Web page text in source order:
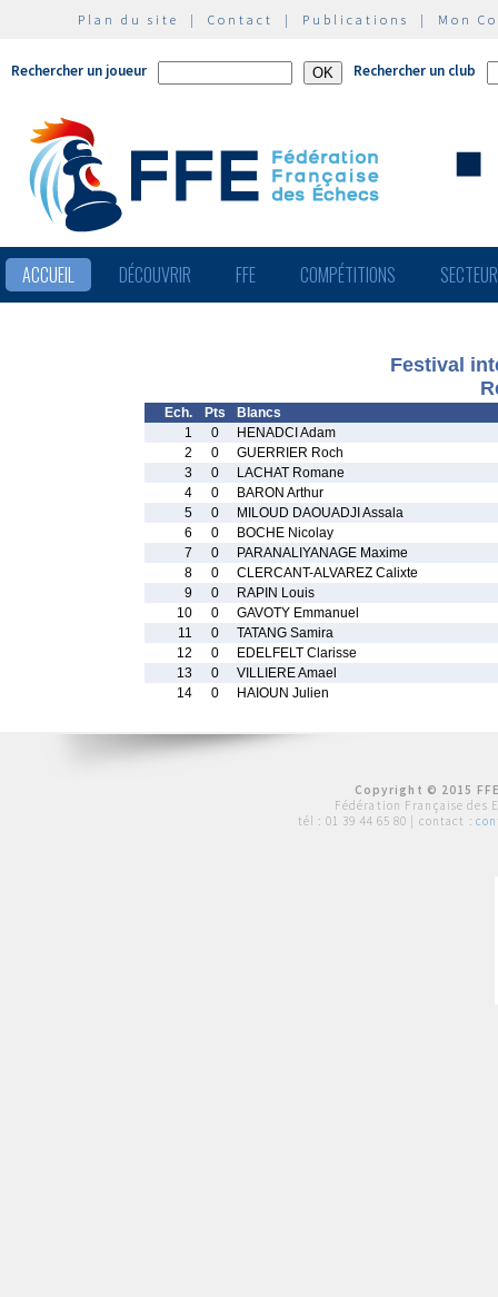
Plan du site | Contact | Publications | Mon
Rechercher un joueur Rechercher un club
ACCUEIL DÉCOUVRIR FFE COMPÉTITIONS
Festival
Ech. Pts
Blancs
1
0
HENADCI Adam
2
0
GUERRIER Roch
3
0
LACHAT Romane
4
0
BARON Arthur
5
0
MILOUD DAOUADJI Assala
6
0
BOCHE Nicolay
7
0
PARANALIYANAGE Maxime
8
0
CLERCANT-ALVAREZ Calixte
9
0
RAPIN Louis
10
0
GAVOTY Emmanuel
11
0
TATANG Samira
12
0
EDELFELT Clarisse
13
0
VILLIERE Amael
14
0 HAIOUN Julien
Copyright © 2015
Fédération Française des
tél : 01 39 44 65 80 | contact :